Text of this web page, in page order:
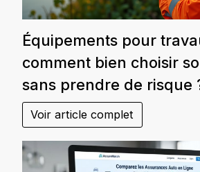
Équipements pour
comment bien choisir
sans prendre de risque
Voir article complet